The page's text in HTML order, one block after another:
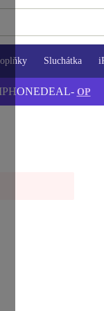
Sluchátka
IPHONEDEAL- OP